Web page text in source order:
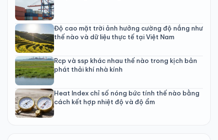
Độ cao mặt trời ảnh hưởng cường độ nắng như
thế nào và dữ liệu thực tế tại Việt Nam
Rcp và ssp khác nhau thế nào trong kịch bản
phát thải khí nhà kính
Heat Index chỉ số nóng bức tính thế nào bằng
cách kết hợp nhiệt độ và độ ẩm